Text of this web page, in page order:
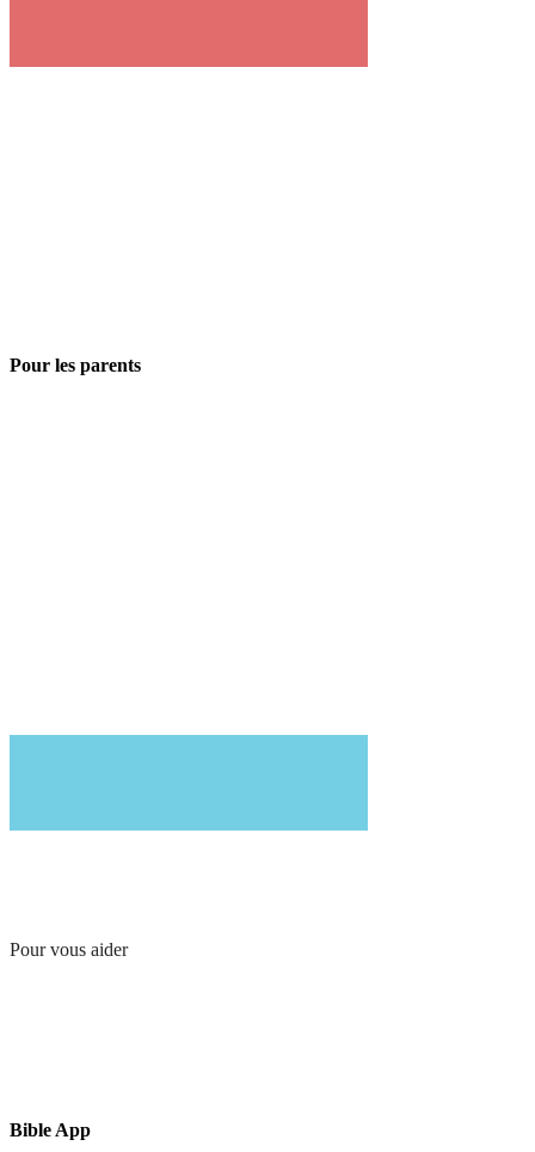
Pour les parents
Pour vous aider
Bible App